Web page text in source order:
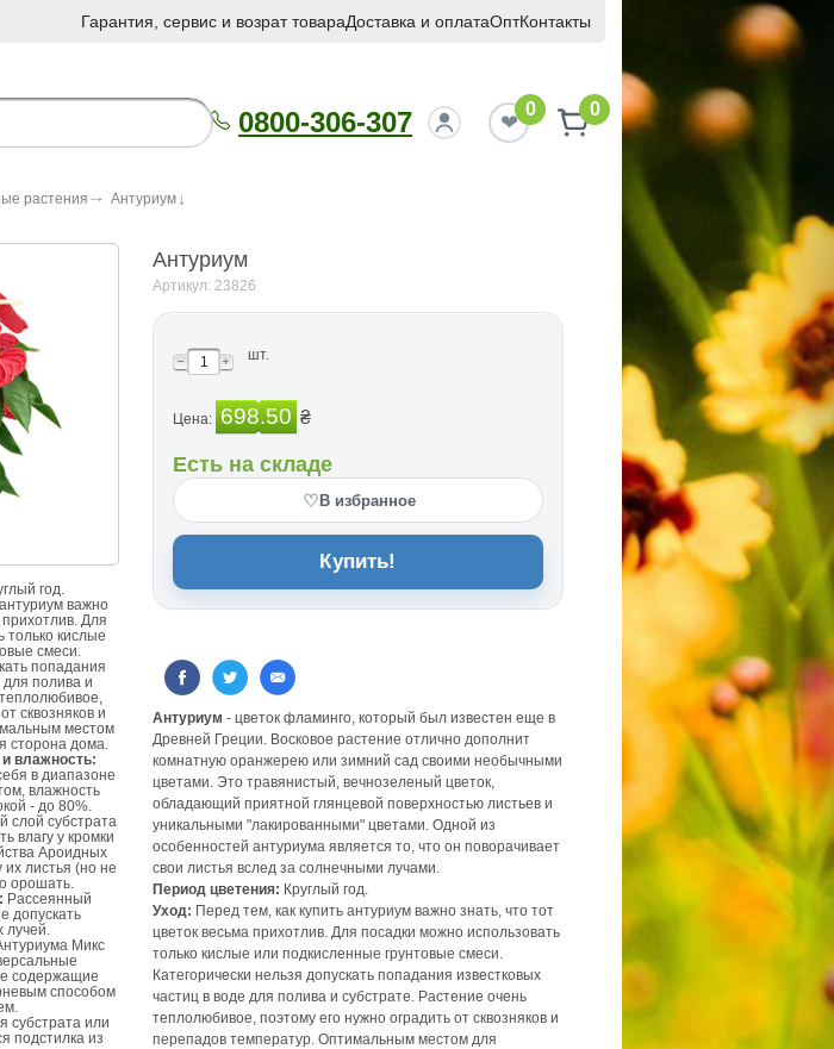
Гарантия, сервис и возрат товараДоставка и оплатаОптКонтакты
0800-306-307 0 0
растения Антуриум
год.
важно
прихотлив. Для
только кислые
смеси.
попадания
для полива и
сквозняков и
местом
сторона дома.
влажность:
в диапазоне
влажность
- до 80%.
слой субстрата
влагу у кромки
Ароидных
листья (но не
орошать.
Рассеянный
допускать
лучей.
Микс
содержащие
способом
субстрата или
подстилка из
Антуриум
Артикул: 23826
шт.
Цена: 698.50 ₴
Есть на складе
♡В избранное
Купить!
Антуриум - цветок фламинго, который был известен еще в
Древней Греции. Восковое растение отлично дополнит
комнатную оранжерею или зимний сад своими необычными
цветами. Это травянистый, вечнозеленый цветок,
обладающий приятной глянцевой поверхностью листьев и
уникальными "лакированными" цветами. Одной из
особенностей антуриума является то, что он поворачивает
свои листья вслед за солнечными лучами.
Период цветения: Круглый год.
Уход: Перед тем, как купить антуриум важно знать, что тот
цветок весьма прихотлив. Для посадки можно использовать
только кислые или подкисленные грунтовые смеси.
Категорически нельзя допускать попадания известковых
частиц в воде для полива и субстрате. Растение очень
теплолюбивое, поэтому его нужно оградить от сквозняков и
перепадов температур. Оптимальным местом для